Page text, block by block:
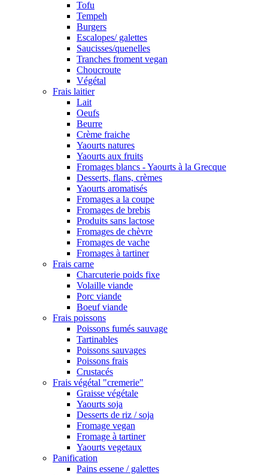
Tofu
Tempeh
Burgers
Escalopes/ galettes
Saucisses/quenelles
Tranches froment vegan
Choucroute
Végétal
Frais laitier
Lait
Oeufs
Beurre
Crème fraiche
Yaourts natures
Yaourts aux fruits
Fromages blancs - Yaourts à la Grecque
Desserts, flans, crèmes
Yaourts aromatisés
Fromages a la coupe
Fromages de brebis
Produits sans lactose
Fromages de chèvre
Fromages de vache
Fromages à tartiner
Frais carne
Charcuterie poids fixe
Volaille viande
Porc viande
Boeuf viande
Frais poissons
Poissons fumés sauvage
Tartinables
Poissons sauvages
Poissons frais
Crustacés
Frais végétal "cremerie"
Graisse végétale
Yaourts soja
Desserts de riz / soja
Fromage vegan
Fromage à tartiner
Yaourts vegetaux
Panification
Pains essene / galettes